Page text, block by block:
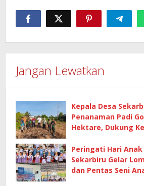
Jangan Lewatkan
Kepala Desa
Penanaman Padi
Hektare, Dukung
Peringati Hari
Sekarbiru Gelar
dan Pentas Seni